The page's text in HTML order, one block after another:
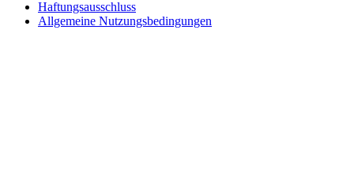
Haftungsausschluss
Allgemeine Nutzungsbedingungen